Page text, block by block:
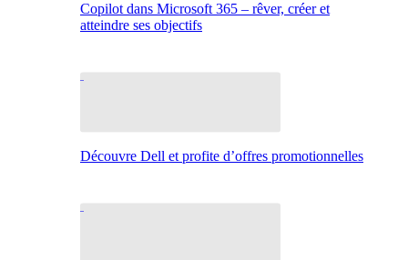
Copilot dans Microsoft 365 – rêver, créer et
atteindre ses objectifs
Découvre Dell et profite d’offres promotionnelles